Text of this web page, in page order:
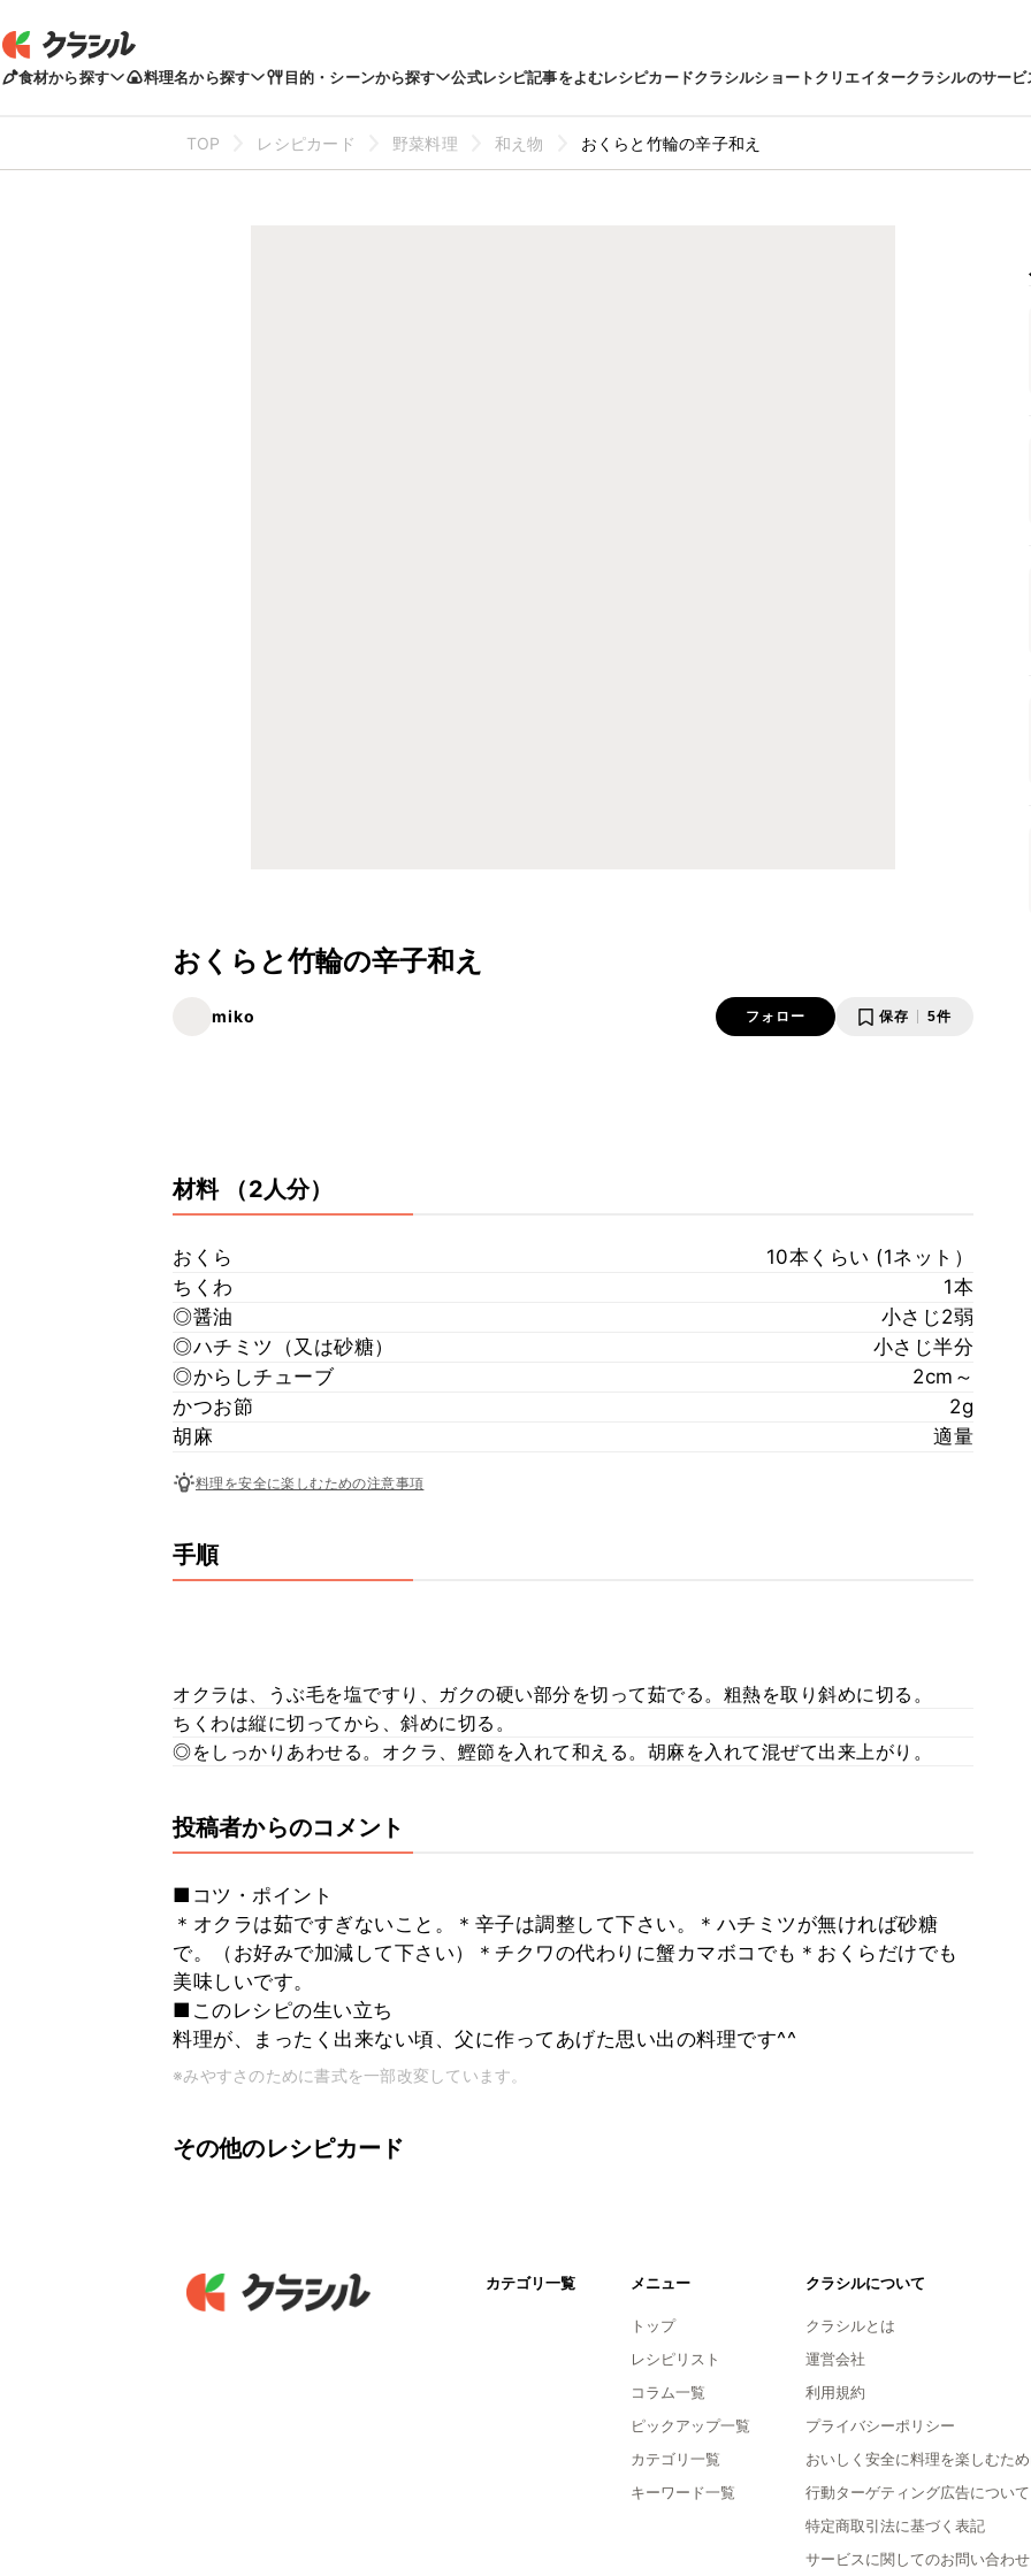
食材から探す 料理名から探す 目的・シーンから探す 公式レシピ記事をよむレシピカードクラシルショートクリエイタークラシルのサービ
TOP レシピカード 野菜料理 和え物 おくらと竹輪の辛子和え
おくらと竹輪の辛子和え
miko フォロー 保存 5件
材料 （2人分）
おくら
10本くらい (1ネット）
ちくわ
1本
◎醤油
小さじ2弱
◎ハチミツ（又は砂糖）
小さじ半分
◎からしチューブ
2cm～
かつお節
2g
胡麻
適量
料理を安全に楽しむための注意事項
手順
オクラは、うぶ毛を塩ですり、ガクの硬い部分を切って茹でる。粗熱を取り斜めに切る。
ちくわは縦に切ってから、斜めに切る。
◎をしっかりあわせる。オクラ、鰹節を入れて和える。胡麻を入れて混ぜて出来上がり。
投稿者からのコメント
■コツ・ポイント
＊オクラは茹ですぎないこと。＊辛子は調整して下さい。＊ハチミツが無ければ砂糖
で。（お好みで加減して下さい）＊チクワの代わりに蟹カマボコでも＊おくらだけでも
美味しいです。
■このレシピの生い立ち
料理が、まったく出来ない頃、父に作ってあげた思い出の料理です^^
※みやすさのために書式を一部改変しています。
その他のレシピカード
カテゴリ一覧 メニュー
トップ
レシピリスト
コラム一覧
ピックアップ一覧
カテゴリ一覧
キーワード一覧
クラシルについて
クラシルとは
運営会社
利用規約
プライバシーポリシー
おいしく安全に料理を楽しむため
行動ターゲティング広告について
特定商取引法に基づく表記
サービスに関してのお問い合わせ